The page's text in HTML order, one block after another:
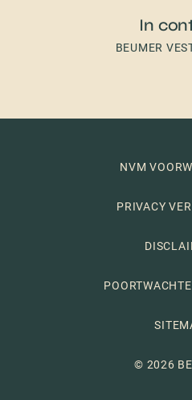
In
BEUMER
NVM
PRIVACY
© 2026